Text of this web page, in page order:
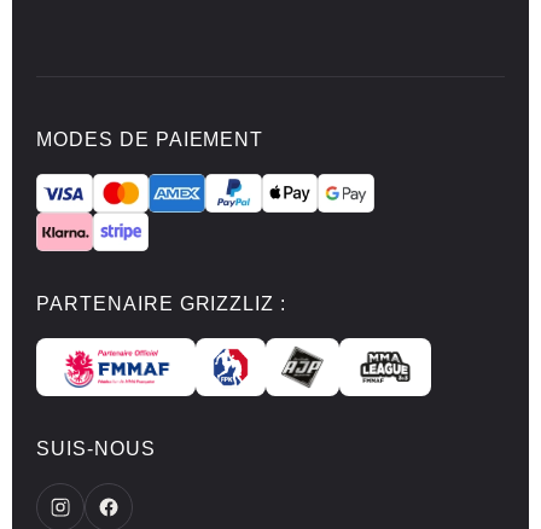
MODES DE PAIEMENT
PARTENAIRE GRIZZLIZ :
SUIS-NOUS